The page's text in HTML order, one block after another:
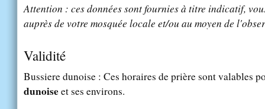
Attention : ces données sont fournies à titre indicatif,
auprès de votre mosquée locale et/ou au moyen de
Validité
Bussiere dunoise : Ces horaires de prière sont valables
dunoiseet ses environs.